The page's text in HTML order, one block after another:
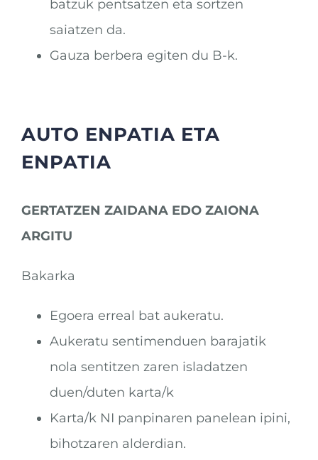
batzuk pentsatzen eta sortzen
saiatzen da.
Gauza berbera egiten du B-k.
AUTO ENPATIA ETA
ENPATIA
GERTATZEN ZAIDANA EDO ZAIONA
ARGITU
Bakarka
Egoera erreal bat aukeratu.
Aukeratu sentimenduen barajatik
nola sentitzen zaren isladatzen
duen/duten karta/k
Karta/k NI panpinaren panelean ipini,
bihotzaren alderdian.